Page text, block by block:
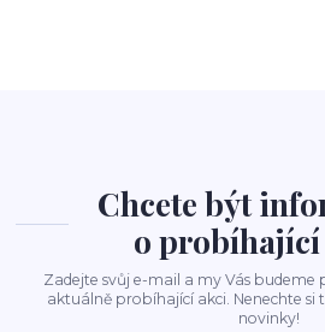
Chcete být
o probíhající
Zadejte svůj e-mail a my Vás
aktuálně probíhající akci. Nenechte si
novinky!